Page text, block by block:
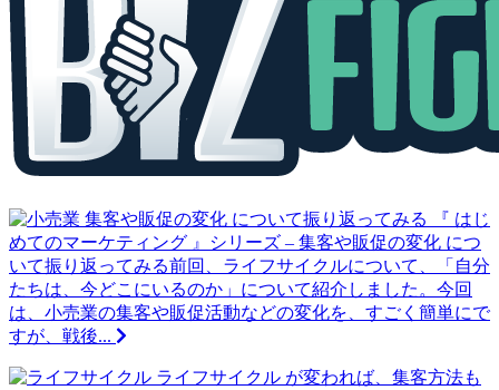
集客や販促の変化 について振り返ってみる
『 はじ
めてのマーケティング 』シリーズ – 集客や販促の変化 につ
いて振り返ってみる前回、ライフサイクルについて、「自分
たちは、今どこにいるのか」について紹介しました。今回
は、小売業の集客や販促活動などの変化を、すごく簡単にで
すが、戦後...
ライフサイクル が変われば、集客方法も